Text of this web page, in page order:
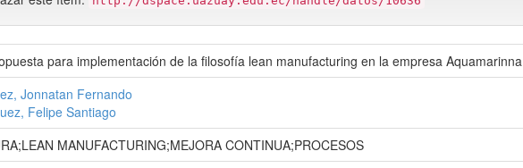
para implementación de la filosofía lean manufacturing en la empresa Aquamarinna
Jonnatan Fernando
Felipe Santiago
MANUFACTURING;MEJORA CONTINUA;PROCESOS